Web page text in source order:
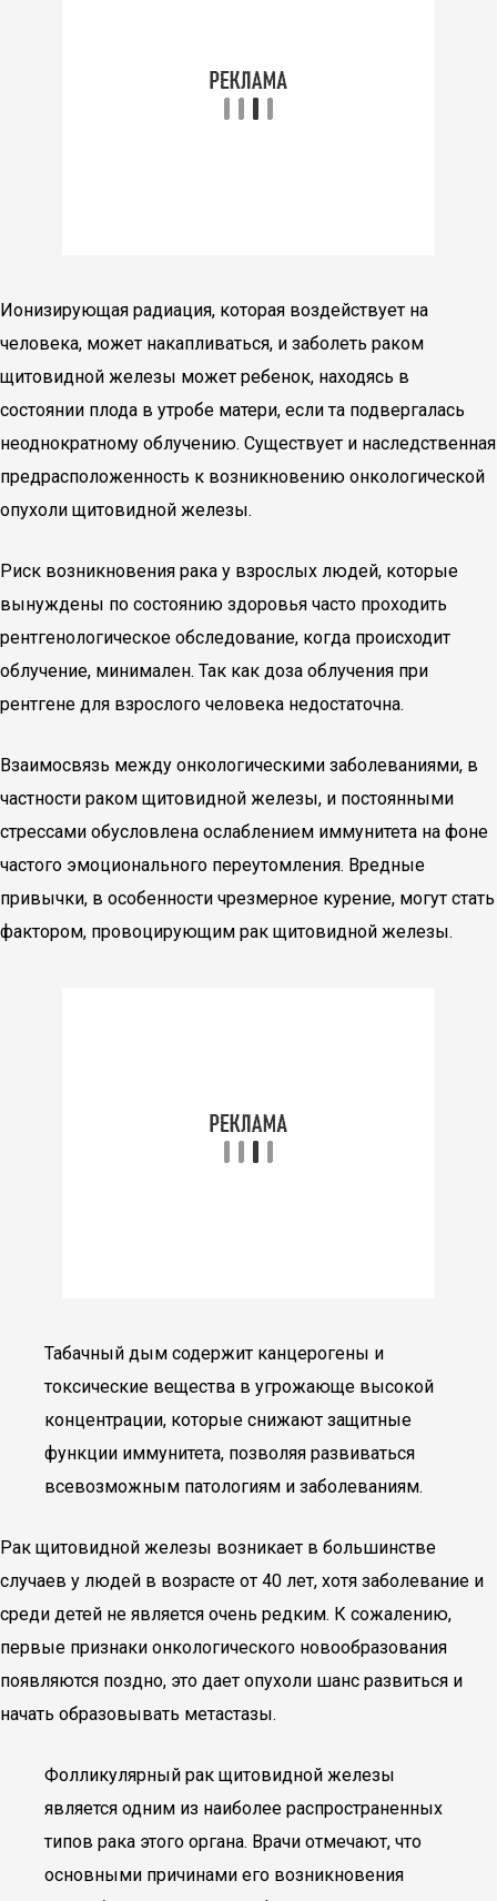
Ионизирующая радиация, которая воздействует на
человека, может накапливаться, и заболеть раком
щитовидной железы может ребенок, находясь в
состоянии плода в утробе матери, если та подвергалась
неоднократному облучению. Существует и наследственная
предрасположенность к возникновению онкологической
опухоли щитовидной железы.
Риск возникновения рака у взрослых людей, которые
вынуждены по состоянию здоровья часто проходить
рентгенологическое обследование, когда происходит
облучение, минимален. Так как доза облучения при
рентгене для взрослого человека недостаточна.
Взаимосвязь между онкологическими заболеваниями, в
частности раком щитовидной железы, и постоянными
стрессами обусловлена ослаблением иммунитета на фоне
частого эмоционального переутомления. Вредные
привычки, в особенности чрезмерное курение, могут стать
фактором, провоцирующим рак щитовидной железы.
Табачный дым содержит канцерогены и
токсические вещества в угрожающе высокой
концентрации, которые снижают защитные
функции иммунитета, позволяя развиваться
всевозможным патологиям и заболеваниям.
Рак щитовидной железы возникает в большинстве
случаев у людей в возрасте от 40 лет, хотя заболевание и
среди детей не является очень редким. К сожалению,
первые признаки онкологического новообразования
появляются поздно, это дает опухоли шанс развиться и
начать образовывать метастазы.
Фолликулярный рак щитовидной железы
является одним из наиболее распространенных
типов рака этого органа. Врачи отмечают, что
основными причинами его возникновения